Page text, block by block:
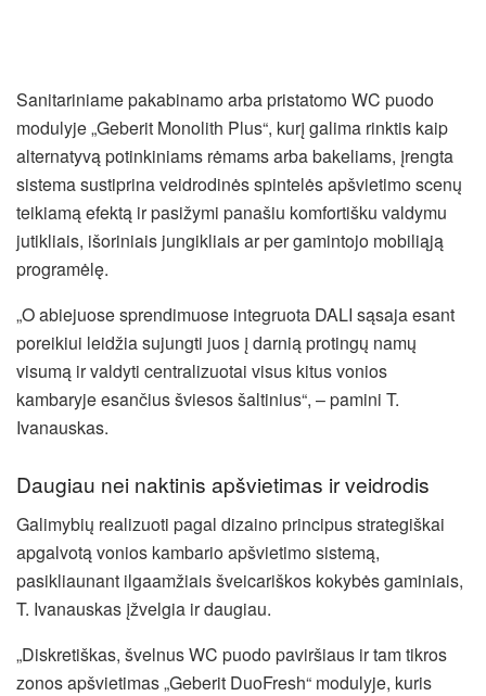
Sanitariniame pakabinamo arba pristatomo WC puodo
modulyje „Geberit Monolith Plus“, kurį galima rinktis kaip
alternatyvą potinkiniams rėmams arba bakeliams, įrengta
sistema sustiprina veidrodinės spintelės apšvietimo scenų
teikiamą efektą ir pasižymi panašiu komfortišku valdymu
jutikliais, išoriniais jungikliais ar per gamintojo mobiliąją
programėlę.
„O abiejuose sprendimuose integruota DALI sąsaja esant
poreikiui leidžia sujungti juos į darnią protingų namų
visumą ir valdyti centralizuotai visus kitus vonios
kambaryje esančius šviesos šaltinius“, – pamini T.
Ivanauskas.
Daugiau nei naktinis apšvietimas ir veidrodis
Galimybių realizuoti pagal dizaino principus strategiškai
apgalvotą vonios kambario apšvietimo sistemą,
pasikliaunant ilgaamžiais šveicariškos kokybės gaminiais,
T. Ivanauskas įžvelgia ir daugiau.
„Diskretiškas, švelnus WC puodo paviršiaus ir tam tikros
zonos apšvietimas „Geberit DuoFresh“ modulyje, kuris